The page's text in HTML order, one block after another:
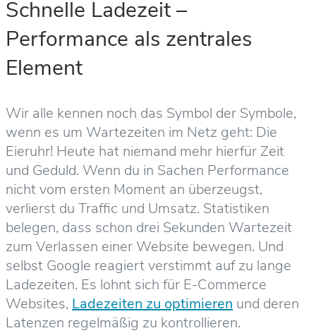
Schnelle Ladezeit –
Performance als zentrales
Element
Wir alle kennen noch das Symbol der Symbole,
wenn es um Wartezeiten im Netz geht: Die
Eieruhr! Heute hat niemand mehr hierfür Zeit
und Geduld. Wenn du in Sachen Performance
nicht vom ersten Moment an überzeugst,
verlierst du Traffic und Umsatz. Statistiken
belegen, dass schon drei Sekunden Wartezeit
zum Verlassen einer Website bewegen. Und
selbst Google reagiert verstimmt auf zu lange
Ladezeiten. Es lohnt sich für E-Commerce
Websites, Ladezeiten zu optimieren und deren
Latenzen regelmäßig zu kontrollieren.